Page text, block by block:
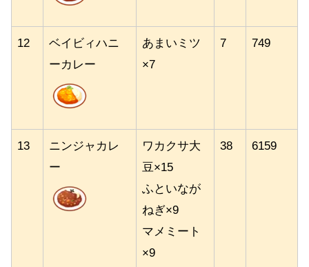
12
ベイビィハニ
ーカレー
あまいミツ
×7
7 749
13
ニンジャカレ
ー
ワカクサ大
豆×15
ふといなが
ねぎ×9
マメミート
×9
38 6159